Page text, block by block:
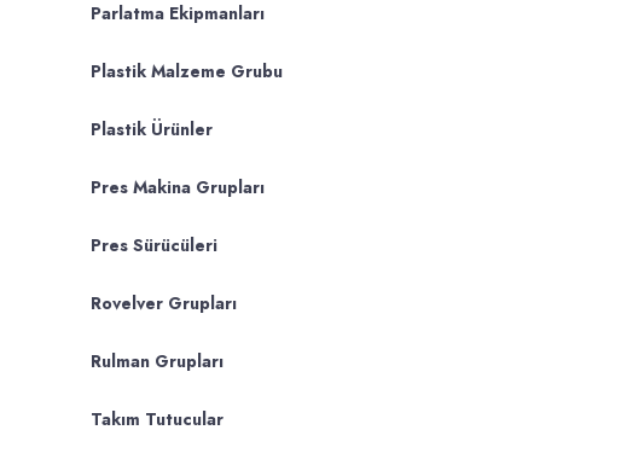
Parlatma Ekipmanları
Plastik Malzeme Grubu
Plastik Ürünler
Pres Makina Grupları
Pres Sürücüleri
Rovelver Grupları
Rulman Grupları
Takım Tutucular